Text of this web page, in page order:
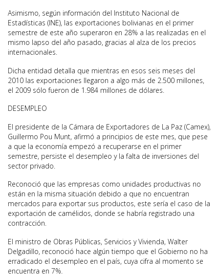
Asimismo, según información del Instituto Nacional de
Estadísticas (INE), las exportaciones bolivianas en el primer
semestre de este año superaron en 28% a las realizadas en el
mismo lapso del año pasado, gracias al alza de los precios
internacionales.
Dicha entidad detalla que mientras en esos seis meses del
2010 las exportaciones llegaron a algo más de 2.500 millones,
el 2009 sólo fueron de 1.984 millones de dólares.
DESEMPLEO
El presidente de la Cámara de Exportadores de La Paz (Camex),
Guillermo Pou Munt, afirmó a principios de este mes, que pese
a que la economía empezó a recuperarse en el primer
semestre, persiste el desempleo y la falta de inversiones del
sector privado.
Reconoció que las empresas como unidades productivas no
están en la misma situación debido a que no encuentran
mercados para exportar sus productos, este sería el caso de la
exportación de camélidos, donde se habría registrado una
contracción.
El ministro de Obras Públicas, Servicios y Vivienda, Walter
Delgadillo, reconoció hace algún tiempo que el Gobierno no ha
erradicado el desempleo en el país, cuya cifra al momento se
encuentra en 7%.